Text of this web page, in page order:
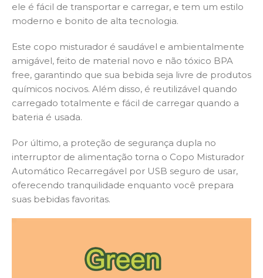
ele é fácil de transportar e carregar, e tem um estilo
moderno e bonito de alta tecnologia.
Este copo misturador é saudável e ambientalmente
amigável, feito de material novo e não tóxico BPA
free, garantindo que sua bebida seja livre de produtos
químicos nocivos. Além disso, é reutilizável quando
carregado totalmente e fácil de carregar quando a
bateria é usada.
Por último, a proteção de segurança dupla no
interruptor de alimentação torna o Copo Misturador
Automático Recarregável por USB seguro de usar,
oferecendo tranquilidade enquanto você prepara
suas bebidas favoritas.